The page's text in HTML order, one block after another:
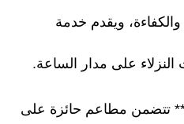
ويقدم خدمة
على مدار الساعة.
تتضمن مطاعم حائزة على